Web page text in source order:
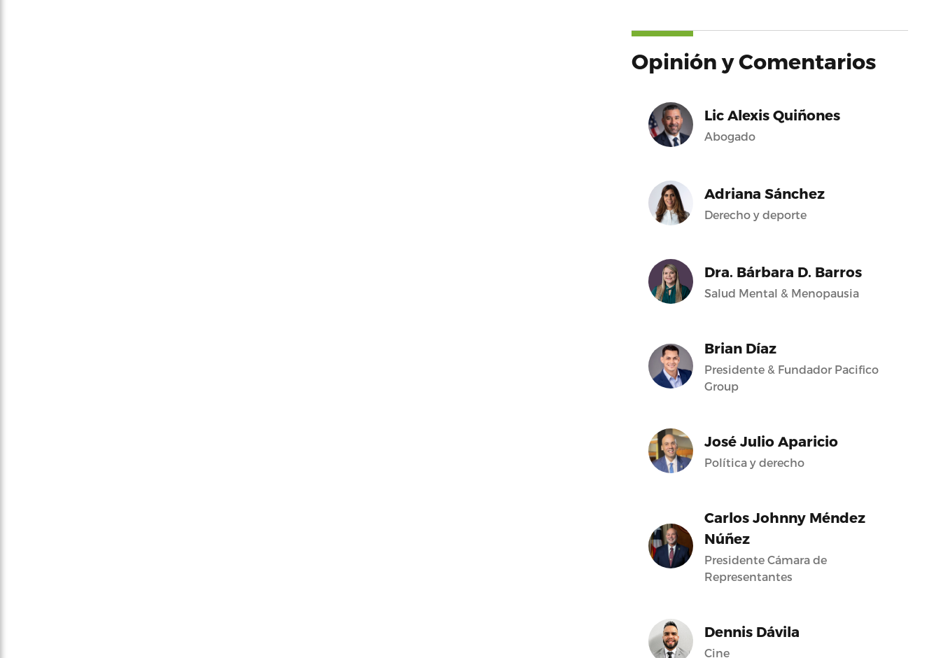
Opinión y Comentarios
Lic Alexis Quiñones
Abogado
Adriana Sánchez
Derecho y deporte
Dra. Bárbara D. Barros
Salud Mental & Menopausia
Brian Díaz
Presidente & Fundador Pacifico
Group
José Julio Aparicio
Política y derecho
Carlos Johnny Méndez
Núñez
Presidente Cámara de
Representantes
Dennis Dávila
Cine